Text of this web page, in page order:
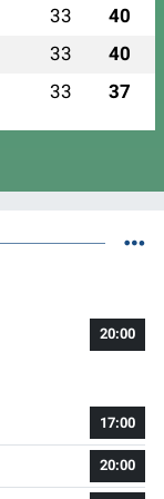
33 40
33 40
33 37
20:00
17:00
20:00